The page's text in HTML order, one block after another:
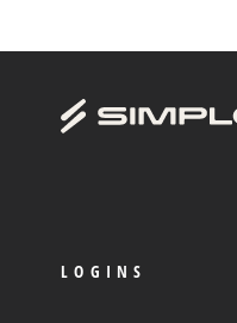
LOGINS